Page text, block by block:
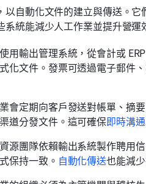
自動化文件的建立與傳送。
統能減少人工作業並提升營運
用輸出管理系統，從會計或
化文件。發票可透過電子郵件
業會定期向客戶發送對帳單、摘
道分發文件。這可確保即時溝通
源團隊依賴輸出系統製作聘用
保持一致。 自動化傳送也能減